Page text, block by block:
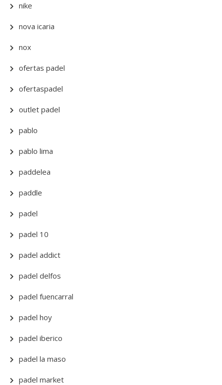
nike
nova icaria
nox
ofertas padel
ofertaspadel
outlet padel
pablo
pablo lima
paddelea
paddle
padel
padel 10
padel addict
padel delfos
padel fuencarral
padel hoy
padel iberico
padel la maso
padel market